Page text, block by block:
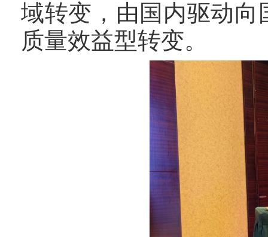
域转变，由国内驱动
质量效益型转变。